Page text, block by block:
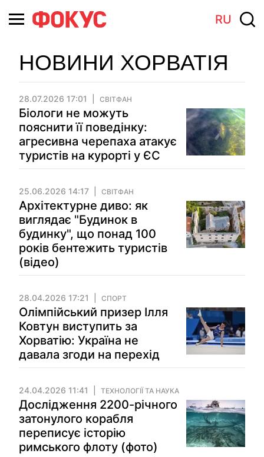
RU
НОВИНИ ХОРВАТІЯ
28.07.2026 17:01 СВІТФАН
Біологи не можуть
пояснити її поведінку:
агресивна черепаха атакує
туристів на курорті у ЄС
25.06.2026 14:17 СВІТФАН
Архітектурне диво: як
виглядає "Будинок в
будинку", що понад 100
років бентежить туристів
(відео)
28.04.2026 17:21 СПОРТ
Олімпійський призер Ілля
Ковтун виступить за
Хорватію: Україна не
давала згоди на перехід
24.04.2026 11:41 ТЕХНОЛОГІЇ ТА НАУКА
Дослідження 2200-річного
затонулого корабля
переписує історію
римського флоту (фото)